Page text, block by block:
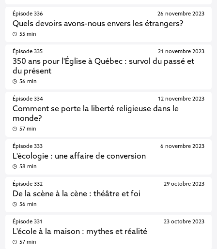
Épisode 336
Quels devoirs avons-nous envers les étrangers?
26 novembre 2023
55 min
Épisode 335
350 ans pour l'Église à Québec : survol du passé et
du présent
21 novembre 2023
56 min
Épisode 334
Comment se porte la liberté religieuse dans le
monde?
12 novembre 2023
57 min
Épisode 333
L'écologie : une affaire de conversion
6 novembre 2023
58 min
Épisode 332
De la scène à la cène : théâtre et foi
29 octobre 2023
56 min
Épisode 331
L'école à la maison : mythes et réalité
23 octobre 2023
57 min